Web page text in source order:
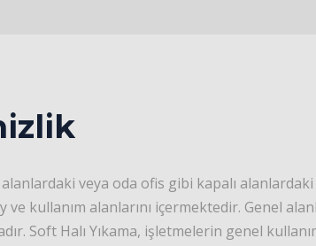
alanlardaki veya oda ofis gibi kapalı
ve kullanım alanlarını içermektedir. Genel
Soft Halı Yıkama, işletmelerin genel